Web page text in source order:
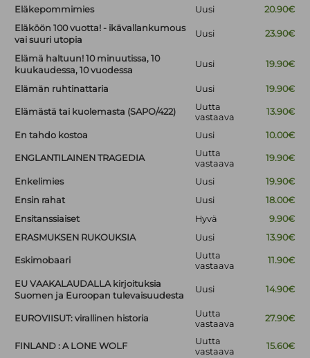
Eläkepommimies Uusi
20.90€
Eläköön 100 vuotta! - ikävallankumous
vai suuri utopia
Uusi 23.90€
Elämä haltuun! 10 minuutissa, 10
kuukaudessa, 10 vuodessa
Uusi 19.90€
Elämän ruhtinattaria Uusi 19.90€
Elämästä tai kuolemasta (SAPO/422)
Uutta
vastaava
13.90€
En tahdo kostoa Uusi 10.00€
ENGLANTILAINEN TRAGEDIA
Uutta
vastaava
19.90€
Enkelimies Uusi
19.90€
Ensin rahat
Uusi
18.00€
Ensitanssiaiset
Hyvä
9.90€
ERASMUKSEN RUKOUKSIA
Uusi 13.90€
Eskimobaari
Uutta
vastaava
11.90€
EU VAAKALAUDALLA kirjoituksia
Suomen ja Euroopan tulevaisuudesta
Uusi 14.90€
EUROVIISUT: virallinen historia
Uutta
vastaava
27.90€
FINLAND : A LONE WOLF
Uutta
vastaava
15.60€